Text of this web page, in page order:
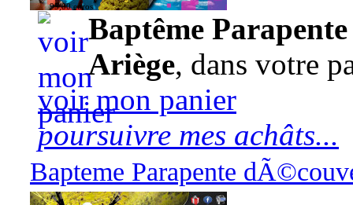
95,00 euros
Baptême
Ariège, dans votre
voir mon panier
poursuivre mes achâts...
Bapteme Parapente